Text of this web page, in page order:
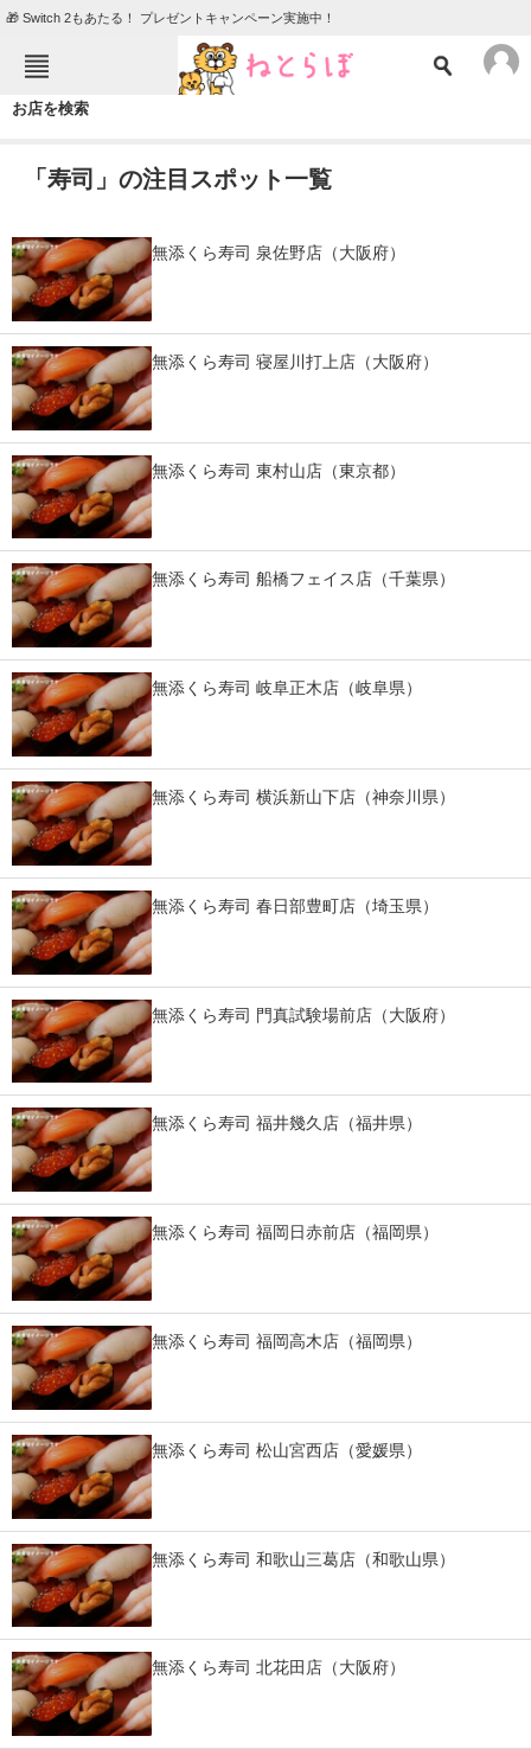
🎁 Switch 2もあたる！ プレゼントキャンペーン実施中！
ねとらぼメニュー
エンタメ クイズ
住まい
動物
会員記事
メディア
注目記事を集めた総合ページ
ITの今と未来を見通す
スマホと通信の最新トレンド
進化するPCとデバイスの未来
好きが集まる 比べて選べる
ビジネスと働き方のヒント
企業ITのトレンドを詳説
経営リーダーのコミュニティ
マーケ×ITの今がよく分かる
企業向けIT製品の総合サイト
IT製品の技術・比較・事例
製造業のIT導入・活用を支援
モノづくり技術者専門サイト
エレクトロニクス専門サイト
電子設計の基本と応用
エネルギーの専門メディア
建設×テクノロジーの最前線
ちょっと気になるネットの話題
お店を検索
「寿司」の注目スポット一覧
無添くら寿司 泉佐野店（大阪府）
無添くら寿司 寝屋川打上店（大阪府）
無添くら寿司 東村山店（東京都）
無添くら寿司 船橋フェイス店（千葉県）
無添くら寿司 岐阜正木店（岐阜県）
無添くら寿司 横浜新山下店（神奈川県）
無添くら寿司 春日部豊町店（埼玉県）
無添くら寿司 門真試験場前店（大阪府）
無添くら寿司 福井幾久店（福井県）
無添くら寿司 福岡日赤前店（福岡県）
無添くら寿司 福岡高木店（福岡県）
無添くら寿司 松山宮西店（愛媛県）
無添くら寿司 和歌山三葛店（和歌山県）
無添くら寿司 北花田店（大阪府）